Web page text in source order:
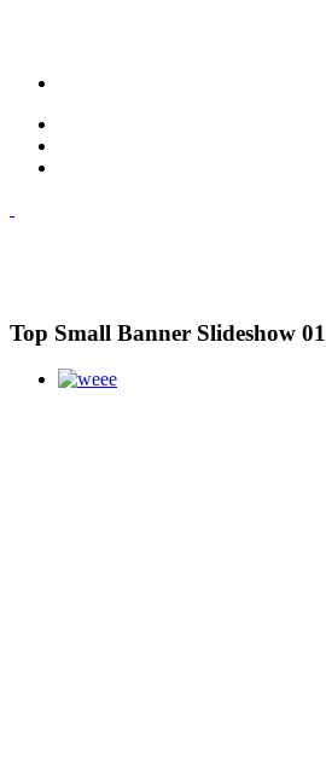
Top Small Banner Slideshow 01